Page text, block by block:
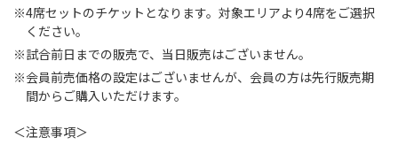
※4席セットのチケットとなります。対象エリアより4席をご選択
ください。
※試合前日までの販売で、当日販売はございません。
※会員前売価格の設定はございませんが、会員の方は先行販売期
間からご購入いただけます。
＜注意事項＞